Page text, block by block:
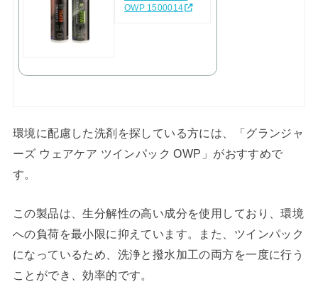
OWP 1500014
環境に配慮した洗剤を探している方には、「グランジャ
ーズ ウェアケア ツインパック OWP」がおすすめで
す。
この製品は、生分解性の高い成分を使用しており、環境
への負荷を最小限に抑えています。また、ツインパック
になっているため、洗浄と撥水加工の両方を一度に行う
ことができ、効率的です。